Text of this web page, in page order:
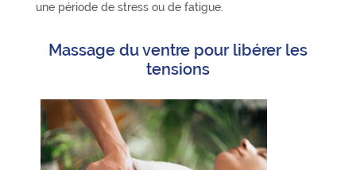
une période de stress ou de fatigue.
Massage du ventre pour libérer les
tensions